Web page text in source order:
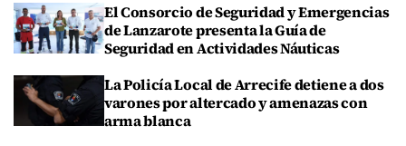
El Consorcio de Seguridad y Emergencias
de Lanzarote presenta la Guía de
Seguridad en Actividades Náuticas
La Policía Local de Arrecife detiene a dos
varones por altercado y amenazas con
arma blanca